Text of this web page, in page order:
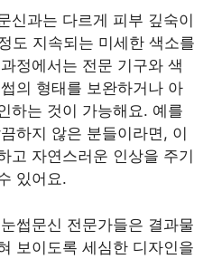
신과는 다르게 피부 깊숙이
도 지속되는 미세한 색소를
정에서는 전문 기구와 색
의 형태를 보완하거나 아
하는 것이 가능해요. 예를
하지 않은 분들이라면, 이
고 자연스러운 인상을 주기
있어요.
썹문신 전문가들은 결과물
보이도록 세심한 디자인을